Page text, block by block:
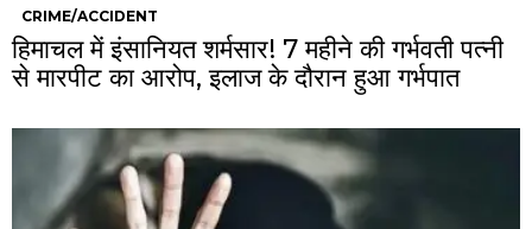
CRIME/ACCIDENT
हिमाचल में इंसानियत शर्मसार! 7 महीने की गर्भवती पत्नी
से मारपीट का आरोप, इलाज के दौरान हुआ गर्भपात